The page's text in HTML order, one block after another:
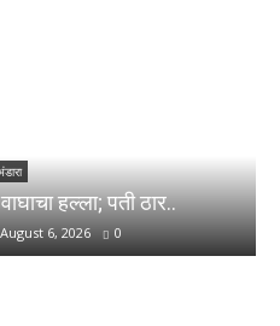
हल्ला; पती ठार..
August 6, 2026 0